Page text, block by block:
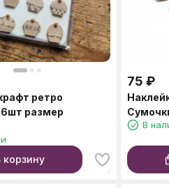
ретро
размер
корзину
75 ₽
В